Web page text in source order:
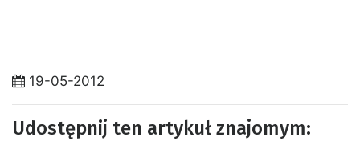
19-05-2012
Udostępnij ten artykuł znajomym: